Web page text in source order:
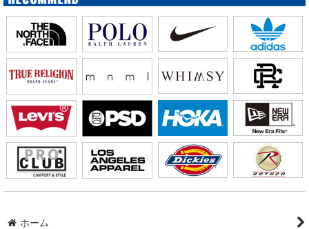
ホーム